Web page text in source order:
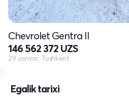
Egalik tarixi
Chevrolet Gentra II
146 562 372 UZS
29 yanvar, Toshkent